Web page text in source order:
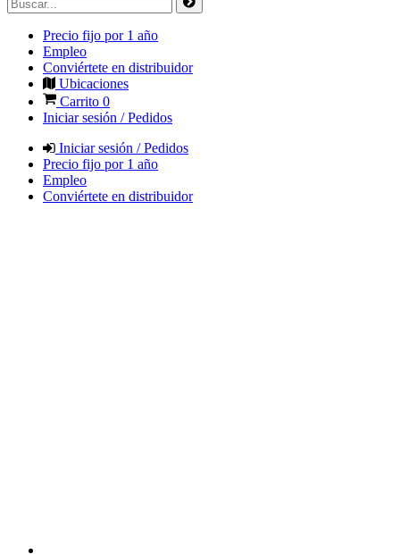
Precio fijo por 1 año
Empleo
Conviértete en distribuidor
Ubicaciones
Carrito 0
Iniciar sesión / Pedidos
Iniciar sesión / Pedidos
Precio fijo por 1 año
Empleo
Conviértete en distribuidor